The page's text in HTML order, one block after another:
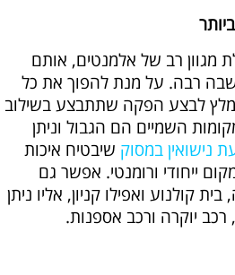
מגוון רב של אלמנטים, אותם
רבה. על מנת להפוך את כל
לבצע הפקה שתתבצע בשילוב
השמיים הם הגבול וניתן
נישואין במסוק שיבטיח איכות
ייחודי ורומנטי. אפשר גם
קולנוע ואפילו קניון, אליו ניתן
רכב יוקרה ורכב אספנות.